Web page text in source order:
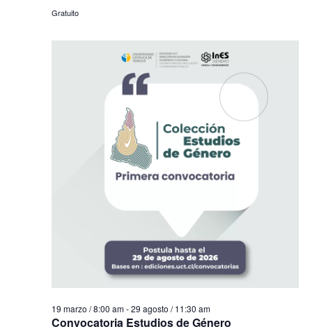
Gratuito
Convocatoria Estudios de Género
19 marzo / 8:00 am-29 agosto / 11:30 am